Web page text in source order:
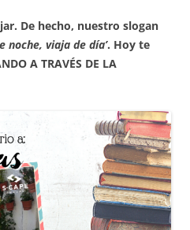
De hecho, nuestro slogan
noche, viaja de día’. Hoy te
A TRAVÉS DE LA